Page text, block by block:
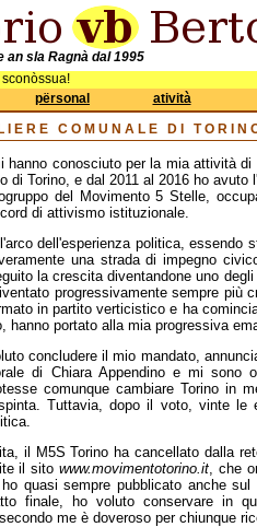
an sla Ragnà dal 1995
përsonal
atività
COMUNALE DI
hanno conosciuto per la mia attività
di Torino, e dal 2011 al 2016 ho
del Movimento 5 Stelle,
di attivismo istituzionale.
dell'esperienza politica, essendo
una strada di impegno
la crescita diventandone uno
progressivamente sempre più
in partito verticistico e ha
hanno portato alla mia progressiva
concludere il mio mandato,
di Chiara Appendino e mi
comunque cambiare Torino in
Tuttavia, dopo il voto, vinte
il M5S Torino ha cancellato dalla
il sito www.movimentotorino.it, che
quasi sempre pubblicato anche
finale, ho voluto conservare in
me è doveroso per chiunque